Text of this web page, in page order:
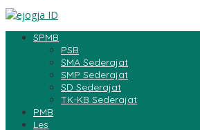
SPMB
PSB
SMA Sederajat
SMP Sederajat
SD Sederajat
TK-KB Sederajat
PMB
Les